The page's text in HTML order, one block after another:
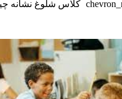
کلاس شلوغ نشانه چیست